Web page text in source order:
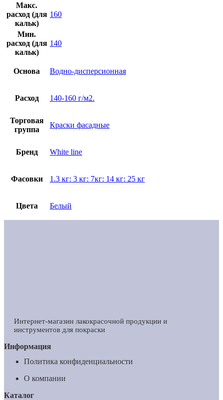
Макс.
расход (для
кальк)
160
Мин.
расход (для
кальк)
140
Основа Водно-дисперсионная
Расход 140-160 г/м2.
Торговая
группа
Краски фасадные
Бренд White line
Фасовки 1.3 кг: 3 кг: 7кг: 14 кг: 25 кг
Цвета Белый
Интернет-магазин лакокрасочной продукции и
инструментов для покраски
Информация
Политика конфиденциальности
О компании
Каталог